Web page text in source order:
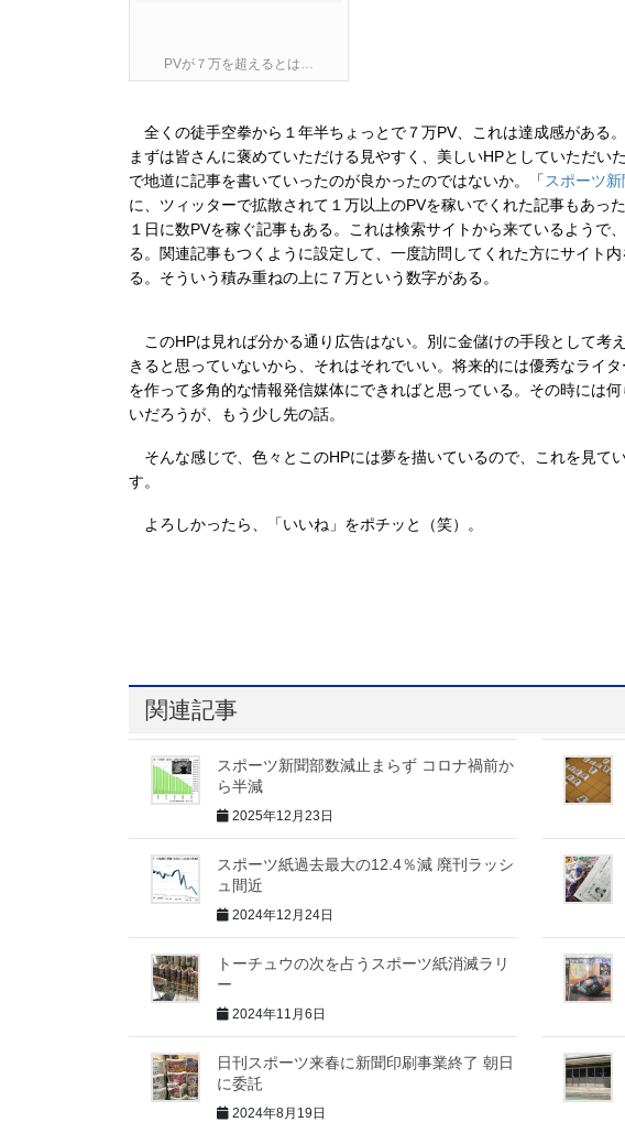
PVが７万を超えるとは…
全くの徒手空拳から１年半ちょっとで７万PV、これは達成感がある
まずは皆さんに褒めていただける見やすく、美しいHPとしていただい
で地道に記事を書いていったのが良かったのではないか。「 スポーツ
に、ツィッターで拡散されて１万以上のPVを稼いでくれた記事もあっ
１日に数PVを稼ぐ記事もある。これは検索サイトから来ているようで
る。関連記事もつくように設定して、一度訪問してくれた方にサイト
る。そういう積み重ねの上に７万という数字がある。
このHPは見れば分かる通り広告はない。別に金儲けの手段として考
きると思っていないから、それはそれでいい。将来的には優秀なライ
を作って多角的な情報発信媒体にできればと思っている。その時には
いだろうが、もう少し先の話。
そんな感じで、色々とこのHPには夢を描いているので、これを見て
す。
よろしかったら、「いいね」をポチッと（笑）。
関連記事
スポーツ新聞部数減止まらず コロナ禍前か
ら半減
2025年12月23日
スポーツ紙過去最大の12.4％減 廃刊ラッシ
ュ間近
2024年12月24日
トーチュウの次を占うスポーツ紙消滅ラリ
ー
2024年11月6日
日刊スポーツ来春に新聞印刷事業終了 朝日
に委託
2024年8月19日